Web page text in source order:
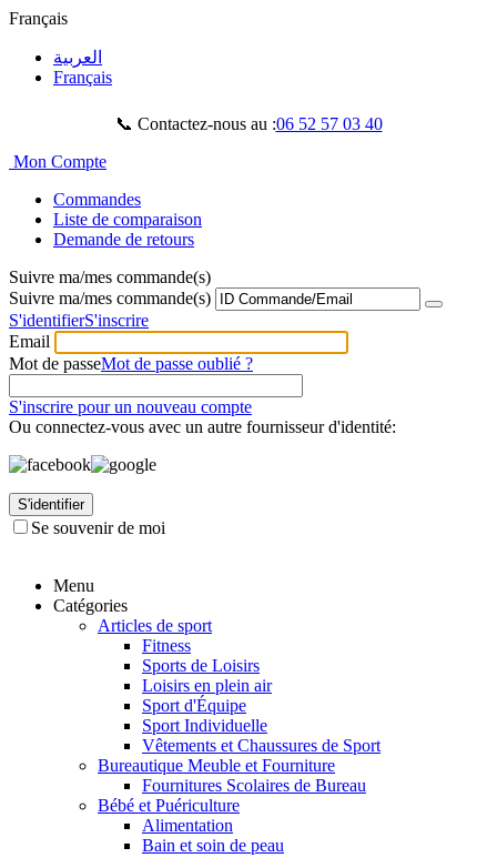
Français
العربية
Français
📞 Contactez-nous au :06 52 57 03 40
Mon Compte
Commandes
Liste de comparaison
Demande de retours
Suivre ma/mes commande(s)
Suivre ma/mes commande(s)
S'identifierS'inscrire
Email
Mot de passeMot de passe oublié ?
S'inscrire pour un nouveau compte
Ou connectez-vous avec un autre fournisseur d'identité:
S'identifier
Se souvenir de moi
Menu
Catégories
Articles de sport
Fitness
Sports de Loisirs
Loisirs en plein air
Sport d'Équipe
Sport Individuelle
Vêtements et Chaussures de Sport
Bureautique Meuble et Fourniture
Fournitures Scolaires de Bureau
Bébé et Puériculture
Alimentation
Bain et soin de peau